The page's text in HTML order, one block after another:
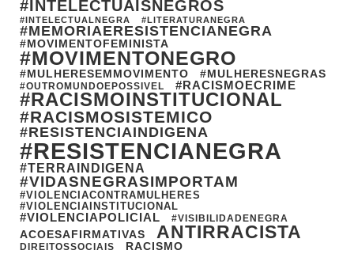
#INTELECTUAISNEGROS
#INTELECTUALNEGRA #LITERATURANEGRA
#MEMORIAERESISTENCIANEGRA
#MOVIMENTOFEMINISTA
#MOVIMENTONEGRO
#MULHERESEMMOVIMENTO #MULHERESNEGRAS
#OUTROMUNDOEPOSSIVEL #RACISMOECRIME
#RACISMOINSTITUCIONAL
#RACISMOSISTEMICO
#RESISTENCIAINDIGENA
#RESISTENCIANEGRA
#TERRAINDIGENA
#VIDASNEGRASIMPORTAM
#VIOLENCIACONTRAMULHERES
#VIOLENCIAINSTITUCIONAL
#VIOLENCIAPOLICIAL #VISIBILIDADENEGRA
ACOESAFIRMATIVAS ANTIRRACISTA
DIREITOSSOCIAIS RACISMO